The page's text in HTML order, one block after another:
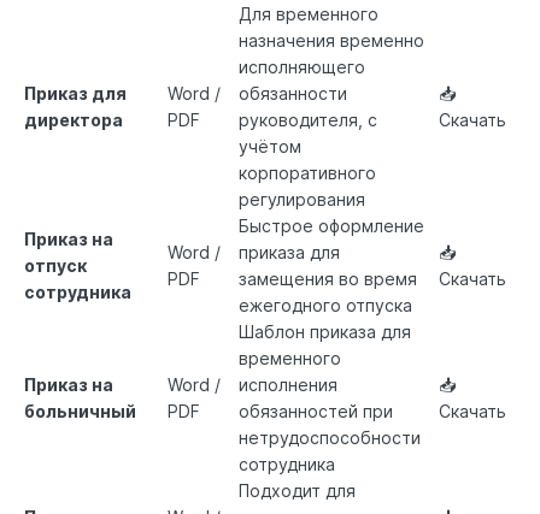
Приказ для
директора
Word /
PDF
Для временного
назначения временно
исполняющего
обязанности
руководителя, с
учётом
корпоративного
регулирования
📥
Скачать
Приказ на
отпуск
сотрудника
Word /
PDF
Быстрое оформление
приказа для
замещения во время
ежегодного отпуска
📥
Скачать
Приказ на
больничный
Word /
PDF
Шаблон приказа для
временного
исполнения
обязанностей при
нетрудоспособности
сотрудника
📥
Скачать
Подходит для